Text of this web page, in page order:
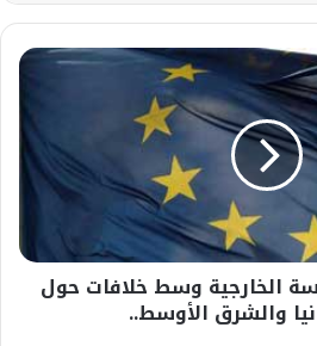
الخارجية وسط خلافات حول
والشرق الأوسط..